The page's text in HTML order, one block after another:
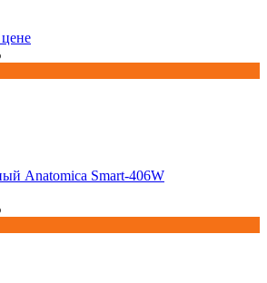
Anatomica Smart-406W